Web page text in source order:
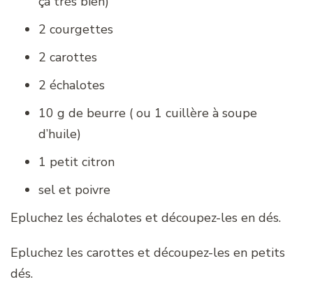
2 courgettes
2 carottes
2 échalotes
10 g de beurre ( ou 1 cuillère à soupe
d’huile)
1 petit citron
sel et poivre
Epluchez les échalotes et découpez-les en dés.
Epluchez les carottes et découpez-les en petits
dés.